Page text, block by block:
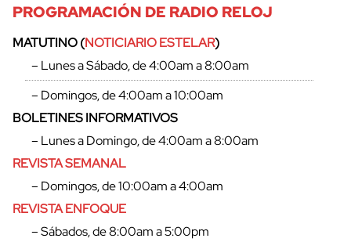
PROGRAMACIÓN DE RADIO RELOJ
MATUTINO (NOTICIARIO ESTELAR)
– Lunes a Sábado, de 4:00am a 8:00am
– Domingos, de 4:00am a 10:00am
BOLETINES INFORMATIVOS
– Lunes a Domingo, de 4:00am a 8:00am
REVISTA SEMANAL
– Domingos, de 10:00am a 4:00am
REVISTA ENFOQUE
– Sábados, de 8:00am a 5:00pm